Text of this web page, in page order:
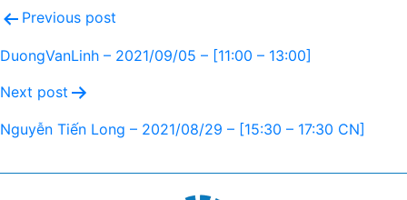
Previous post
DuongVanLinh – 2021/09/05 – [11:00 – 13:00]
Next post
Nguyễn Tiến Long – 2021/08/29 – [15:30 – 17:30 CN]